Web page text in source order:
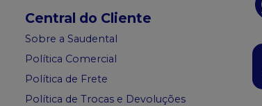
Central do Cliente
Sobre a Saudental
Política Comercial
Política de Frete
Política de Trocas e Devoluções